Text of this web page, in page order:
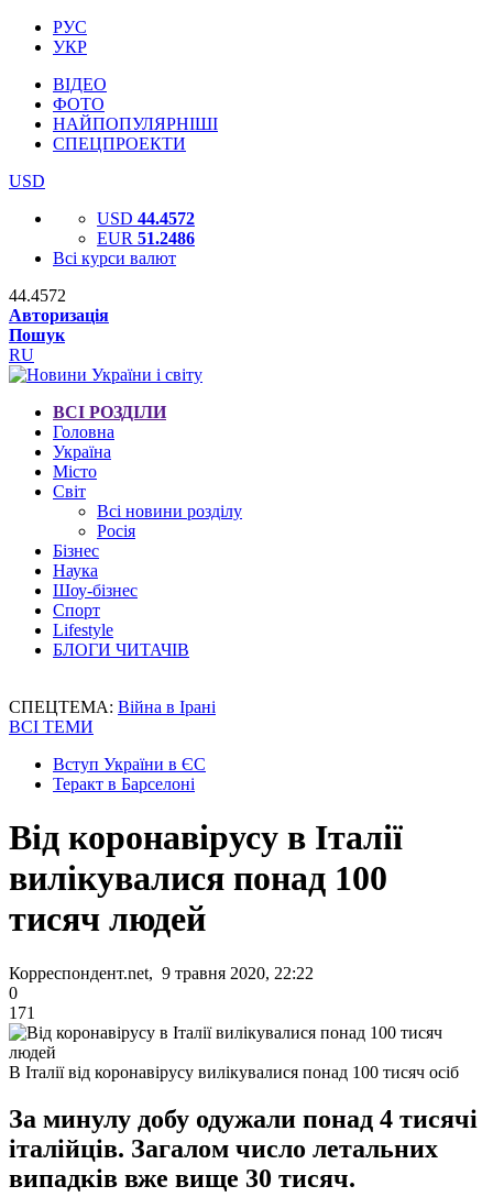
РУС
УКР
ВІДЕО
ФОТО
НАЙПОПУЛЯРНІШІ
СПЕЦПРОЕКТИ
USD
USD 44.4572
EUR 51.2486
Всі курси валют
44.4572
Авторизація
Пошук
RU
ВСІ РОЗДІЛИ
Головна
Україна
Місто
Світ
Всі новини розділу
Росія
Бізнес
Наука
Шоу-бізнес
Спорт
Lifestyle
БЛОГИ ЧИТАЧІВ
СПЕЦТЕМА: Війна в Ірані
ВСІ ТЕМИ
Вступ України в ЄС
Теракт в Барселоні
Від коронавірусу в Італії
вилікувалися понад 100
тисяч людей
Корреспондент.net, 9 травня 2020, 22:22
0
171
В Італії від коронавірусу вилікувалися понад 100 тисяч осіб
За минулу добу одужали понад 4 тисячі
італійців. Загалом число летальних
випадків вже вище 30 тисяч.